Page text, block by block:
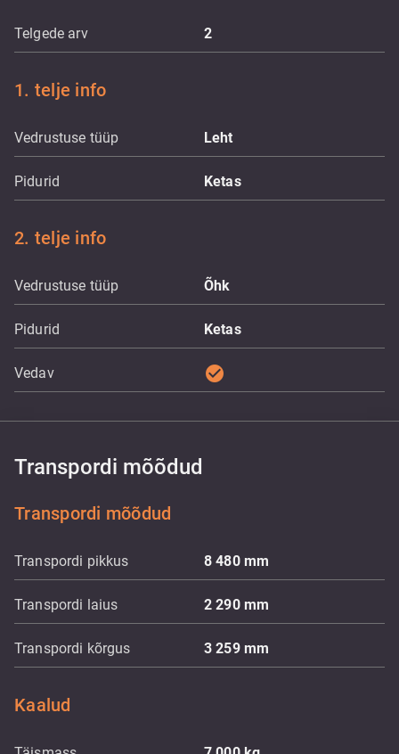
Telgede arv 2
1. telje info
Vedrustuse tüüp Leht
Pidurid Ketas
2. telje info
Vedrustuse tüüp Õhk
Pidurid Ketas
Vedav check_circle
Transpordi mõõdud
Transpordi mõõdud
Transpordi pikkus 8 480 mm
Transpordi laius 2 290 mm
Transpordi kõrgus 3 259 mm
Kaalud